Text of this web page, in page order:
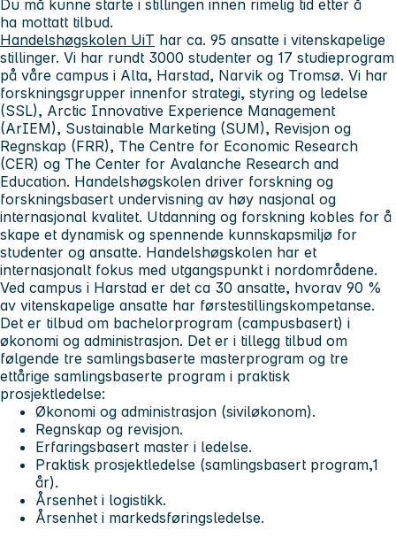
Du må kunne starte i stillingen innen rimelig tid etter å
ha mottatt tilbud.
Handelshøgskolen UiT har ca. 95 ansatte i vitenskapelige
stillinger. Vi har rundt 3000 studenter og 17 studieprogram
på våre campus i Alta, Harstad, Narvik og Tromsø. Vi har
forskningsgrupper innenfor strategi, styring og ledelse
(SSL), Arctic Innovative Experience Management
(ArIEM), Sustainable Marketing (SUM), Revisjon og
Regnskap (FRR), The Centre for Economic Research
(CER) og The Center for Avalanche Research and
Education. Handelshøgskolen driver forskning og
forskningsbasert undervisning av høy nasjonal og
internasjonal kvalitet. Utdanning og forskning kobles for å
skape et dynamisk og spennende kunnskapsmiljø for
studenter og ansatte. Handelshøgskolen har et
internasjonalt fokus med utgangspunkt i nordområdene.
Ved campus i Harstad er det ca 30 ansatte, hvorav 90 %
av vitenskapelige ansatte har førstestillingskompetanse.
Det er tilbud om bachelorprogram (campusbasert) i
økonomi og administrasjon. Det er i tillegg tilbud om
følgende tre samlingsbaserte masterprogram og tre
ettårige samlingsbaserte program i praktisk
prosjektledelse:
Økonomi og administrasjon (siviløkonom).
Regnskap og revisjon.
Erfaringsbasert master i ledelse.
Praktisk prosjektledelse (samlingsbasert program,1
år).
Årsenhet i logistikk.
Årsenhet i markedsføringsledelse.